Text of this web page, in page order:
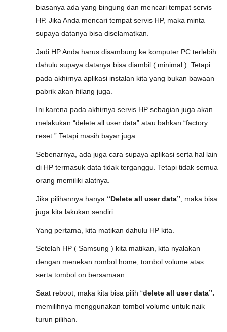
biasanya ada yang bingung dan mencari tempat servis
HP. Jika Anda mencari tempat servis HP, maka minta
supaya datanya bisa diselamatkan.
Jadi HP Anda harus disambung ke komputer PC terlebih
dahulu supaya datanya bisa diambil ( minimal ). Tetapi
pada akhirnya aplikasi instalan kita yang bukan bawaan
pabrik akan hilang juga.
Ini karena pada akhirnya servis HP sebagian juga akan
melakukan “delete all user data” atau bahkan “factory
reset.” Tetapi masih bayar juga.
Sebenarnya, ada juga cara supaya aplikasi serta hal lain
di HP termasuk data tidak terganggu. Tetapi tidak semua
orang memiliki alatnya.
Jika pilihannya hanya “Delete all user data” , maka bisa
juga kita lakukan sendiri.
Yang pertama, kita matikan dahulu HP kita.
Setelah HP ( Samsung ) kita matikan, kita nyalakan
dengan menekan rombol home, tombol volume atas
serta tombol on bersamaan.
Saat reboot, maka kita bisa pilih “delete all user data”.
memilihnya menggunakan tombol volume untuk naik
turun pilihan.